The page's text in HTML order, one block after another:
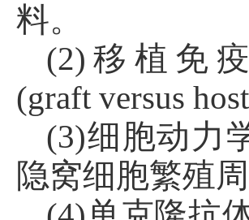
料。
(2)移植免
(graft versus host
(3)细胞动力
隐窝细胞繁殖